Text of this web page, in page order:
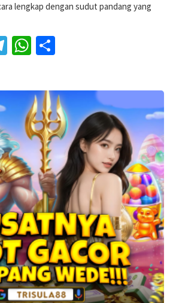
lengkap dengan sudut pandang yang
Telegram
WhatsApp